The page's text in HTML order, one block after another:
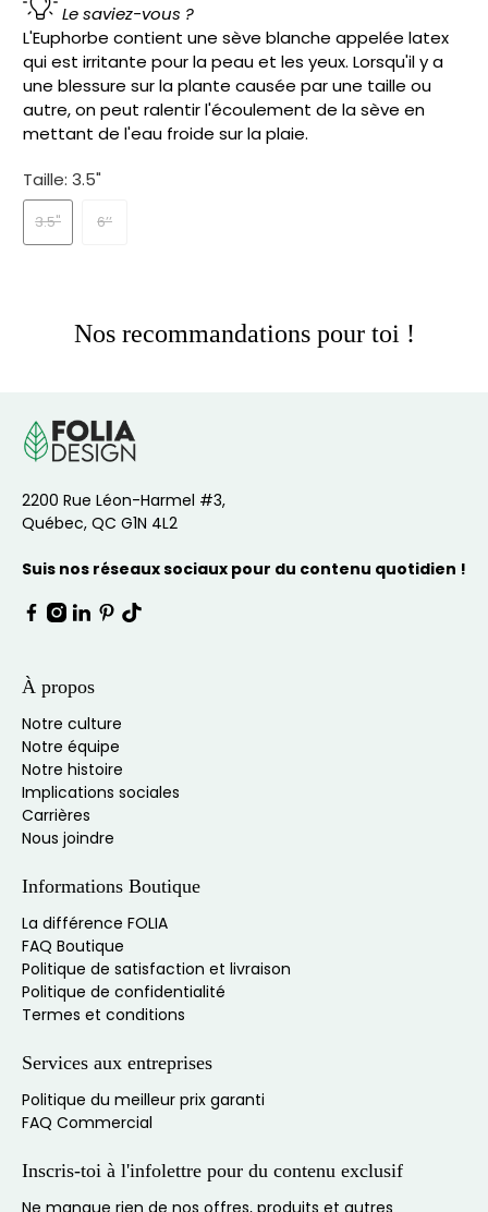
Le saviez-vous ?
L'Euphorbe contient une sève blanche appelée latex
qui est irritante pour la peau et les yeux. Lorsqu'il y a
une blessure sur la plante causée par une taille ou
autre, on peut ralentir l'écoulement de la sève en
mettant de l'eau froide sur la plaie.
Taille:3.5"
3.5" 6’’
Nos recommandations pour toi !
2200 Rue Léon-Harmel #3,
Québec, QC G1N 4L2
Suis nos réseaux sociaux pour du contenu quotidien !
À propos
Notre culture
Notre équipe
Notre histoire
Implications sociales
Carrières
Nous joindre
Informations Boutique
La différence FOLIA
FAQ Boutique
Politique de satisfaction et livraison
Politique de confidentialité
Termes et conditions
Services aux entreprises
Politique du meilleur prix garanti
FAQ Commercial
Inscris-toi à l'infolettre pour du contenu exclusif